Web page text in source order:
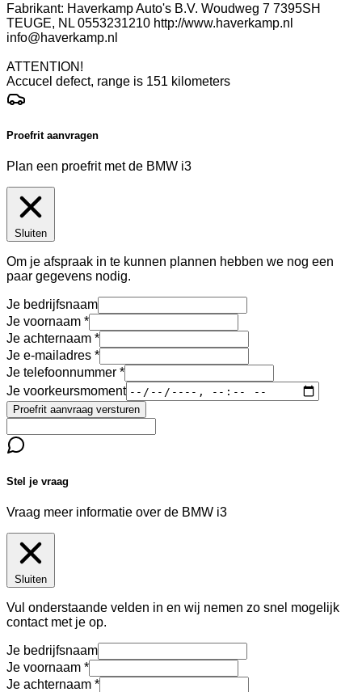
Fabrikant: Haverkamp Auto's B.V. Woudweg 7 7395SH
TEUGE, NL 0553231210 http://www.haverkamp.nl
info@haverkamp.nl
ATTENTION!
Accucel defect, range is 151 kilometers
Proefrit aanvragen
Plan een proefrit met de BMW i3
Sluiten
Om je afspraak in te kunnen plannen hebben we nog een
paar gegevens nodig.
Je bedrijfsnaam
Je voornaam
Je achternaam
Je e-mailadres
Je telefoonnummer
Je voorkeursmoment
Proefrit aanvraag versturen
Stel je vraag
Vraag meer informatie over de BMW i3
Sluiten
Vul onderstaande velden in en wij nemen zo snel mogelijk
contact met je op.
Je bedrijfsnaam
Je voornaam
Je achternaam